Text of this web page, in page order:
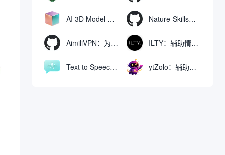
AI 3D Model Generator：通过文本和图像快速生成3D模型的在线工具 Nature-Skills：辅助撰写学术论文和绘制科研图表的智能体插件
AimiliVPN：为Linux提供纯净出站家庭IP的VPN代理网关 ILTY：辅助情绪疏导与提供行动建议的AI陪伴工具
Text to Speech AI：支持多说话人与情感控制的文字转语音工具 ytZolo：辅助创建和优化YouTube视频内容的生成工具